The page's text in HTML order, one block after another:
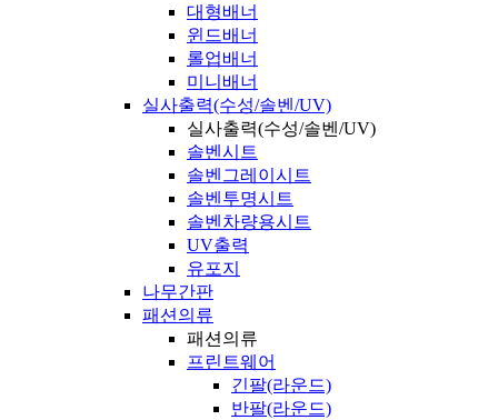
대형배너
윈드배너
롤업배너
미니배너
실사출력(수성/솔벤/UV)
실사출력(수성/솔벤/UV)
솔벤시트
솔벤그레이시트
솔벤투명시트
솔벤차량용시트
UV출력
유포지
나무간판
패션의류
패션의류
프린트웨어
긴팔(라운드)
반팔(라운드)